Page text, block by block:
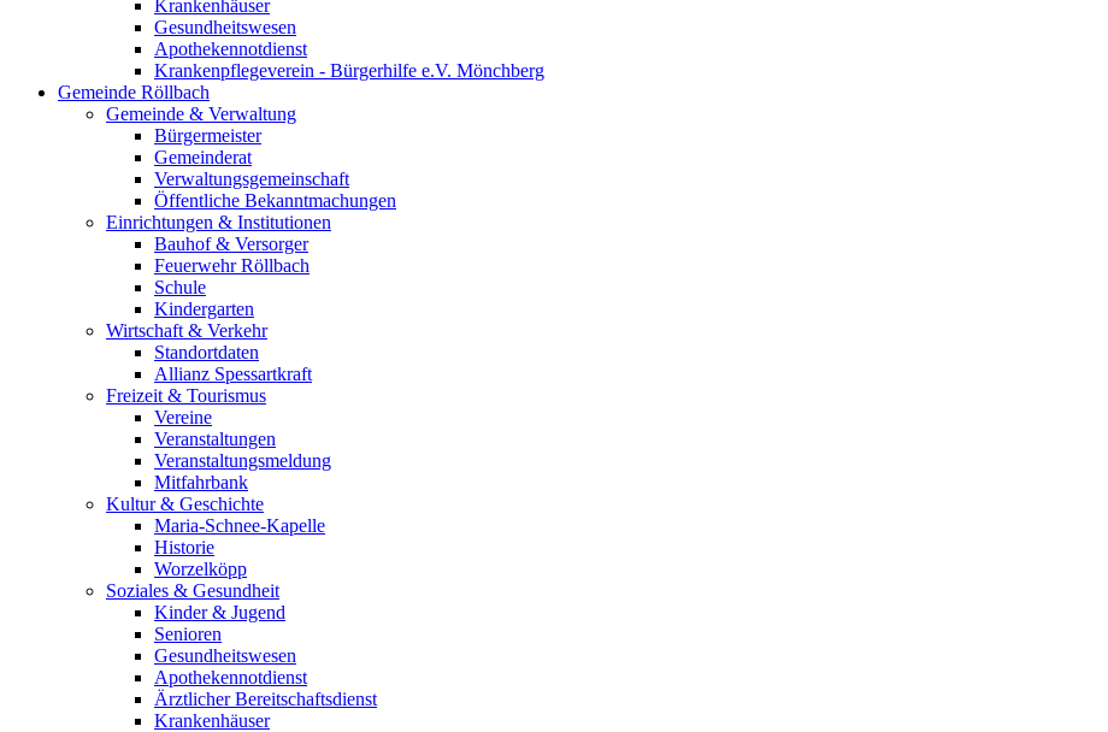
Krankenhäuser
Gesundheitswesen
Apothekennotdienst
Krankenpflegeverein - Bürgerhilfe e.V. Mönchberg
Gemeinde Röllbach
Gemeinde & Verwaltung
Bürgermeister
Gemeinderat
Verwaltungsgemeinschaft
Öffentliche Bekanntmachungen
Einrichtungen & Institutionen
Bauhof & Versorger
Feuerwehr Röllbach
Schule
Kindergarten
Wirtschaft & Verkehr
Standortdaten
Allianz Spessartkraft
Freizeit & Tourismus
Vereine
Veranstaltungen
Veranstaltungsmeldung
Mitfahrbank
Kultur & Geschichte
Maria-Schnee-Kapelle
Historie
Worzelköpp
Soziales & Gesundheit
Kinder & Jugend
Senioren
Gesundheitswesen
Apothekennotdienst
Ärztlicher Bereitschaftsdienst
Krankenhäuser